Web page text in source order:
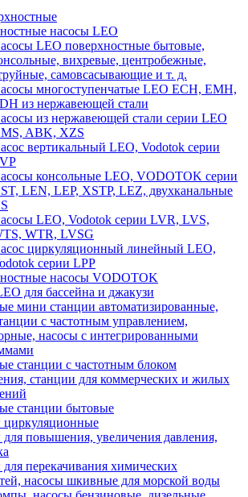
насосы LEO
LEO поверхностные бытовые,
вихревые, центробежные,
самовсасывающие и т. д.
многоступенчатые LEO ECH, EMH,
из нержавеющей стали
из нержавеющей стали серии LEO
ABK, XZS
вертикальный LEO, Vodotok серии
консольные LEO, VODOTOK серии
LEN, LEP, XSTP, LEZ, двухканальные
LEO, Vodotok серии LVR, LVS,
WTR, LVSG
циркуляционный линейный LEO,
серии LPP
насосы VODOTOK
для бассейна и джакузи
мини станции автоматизированные,
с частотным управлением,
насосы с интегрированными
станции с частотным блоком
станции для коммерческих и жилых
станции бытовые
циркуляционные
повышения, увеличения давления,
перекачивания химических
насосы шкивные для морской воды